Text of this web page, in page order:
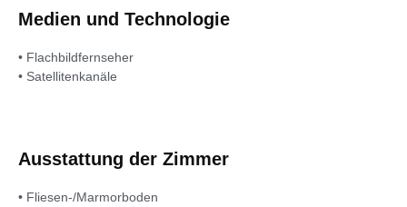
Medien und Technologie
• Flachbildfernseher
• Satellitenkanäle
Ausstattung der Zimmer
• Fliesen-/Marmorboden